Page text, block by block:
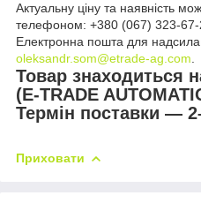
Актуальну ціну та наявність
телефоном: +380 (067) 323-
Електронна пошта для
oleksandr.som@etrade-ag.com.
Товар знаходиться
(E-TRADE
Термін поставки —
Приховати